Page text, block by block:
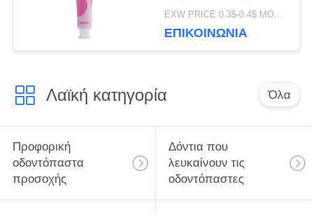
ειδικό αρώματος
φρούτων
EXW PRICE 0.3$-0.4$ MOQ:500pcs-30000pcs
ΕΠΙΚΟΙΝΩΝΊΑ
Λαϊκή κατηγορία Όλα
Προφορική
οδοντόπαστα
προσοχής
Δόντια που
λευκαίνουν τις
οδοντόπαστες